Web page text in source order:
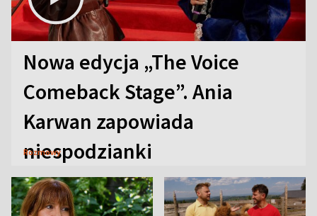
Nowa edycja „The Voice
Comeback Stage”. Ania
Karwan zapowiada
niespodzianki
Rozmowy